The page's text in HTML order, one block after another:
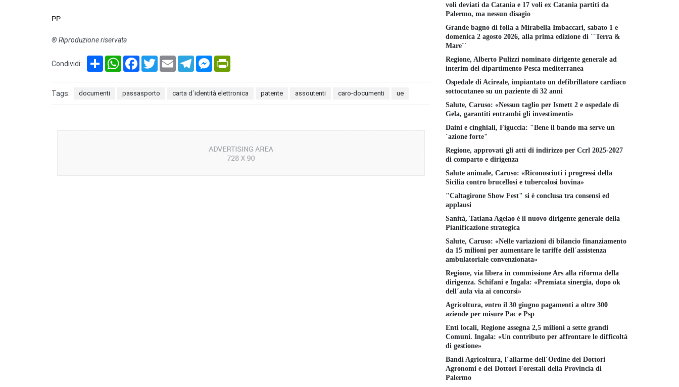
PP
® Riproduzione riservata
Condividi: Share WhatsAppFacebook
TwitterEmail TelegramMessenger
Tags: documenti passasporto carta d´identità elettronica patente assoutenti caro-documenti ue
voli deviati da Catania e 17 voli ex Catania partiti da
Palermo, ma nessun disagio
Grande bagno di folla a Mirabella Imbaccari, sabato 1 e
domenica 2 agosto 2026, alla prima edizione di ´´Terra &
Mare´´
Regione, Alberto Pulizzi nominato dirigente generale ad
interim del dipartimento Pesca mediterranea
Ospedale di Acireale, impiantato un defibrillatore cardiaco
sottocutaneo su un paziente di 32 anni
Salute, Caruso: «Nessun taglio per Ismett 2 e ospedale di
Gela, garantiti entrambi gli investimenti»
Daini e cinghiali, Figuccia: "Bene il bando ma serve un
´azione forte"
Regione, approvati gli atti di indirizzo per Ccrl 2025-2027
di comparto e dirigenza
Salute animale, Caruso: «Riconosciuti i progressi della
Sicilia contro brucellosi e tubercolosi bovina»
"Caltagirone Show Fest" si è conclusa tra consensi ed
applausi
Sanità, Tatiana Agelao è il nuovo dirigente generale della
Pianificazione strategica
Salute, Caruso: «Nelle variazioni di bilancio finanziamento
da 15 milioni per aumentare le tariffe dell´assistenza
ambulatoriale convenzionata»
Regione, via libera in commissione Ars alla riforma della
dirigenza. Schifani e Ingala: «Premiata sinergia, dopo ok
dell´aula via ai concorsi»
Agricoltura, entro il 30 giugno pagamenti a oltre 300
aziende per misure Pac e Psp
Enti locali, Regione assegna 2,5 milioni a sette grandi
Comuni. Ingala: «Un contributo per affrontare le difficoltà
di gestione»
Bandi Agricoltura, l´allarme dell´Ordine dei Dottori
Agronomi e dei Dottori Forestali della Provincia di
Palermo